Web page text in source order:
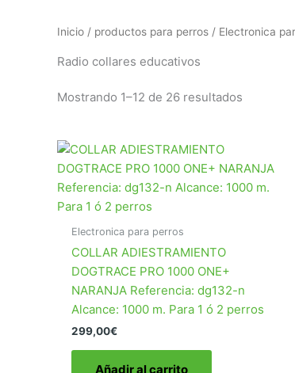
Inicio / productos para perros / Electronica
Radio collares educativos
Mostrando 1–12 de 26 resultados
Electronica para perros
COLLAR ADIESTRAMIENTO
DOGTRACE PRO 1000 ONE+
NARANJA Referencia: dg132-n
Alcance: 1000 m. Para 1 ó 2 perros
299,00€
Añadir al carrito